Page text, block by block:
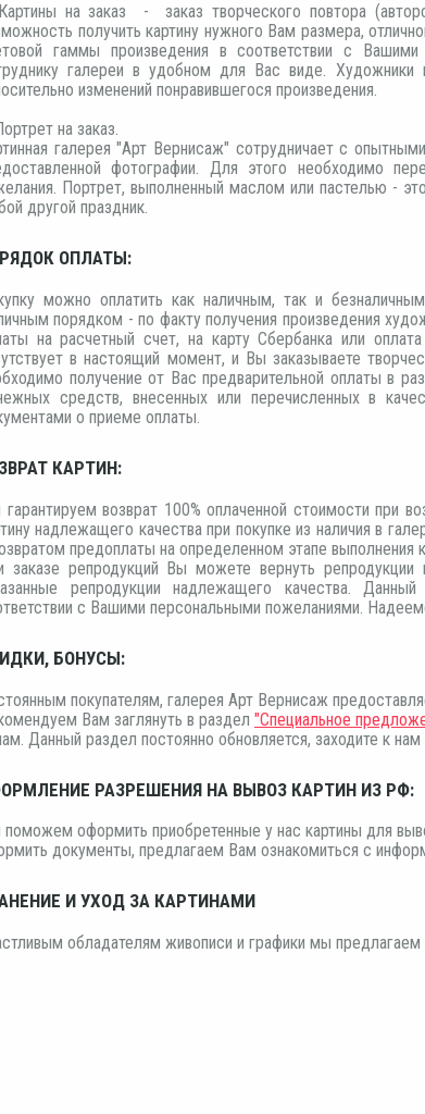
на заказ - заказ творческого повтора
получить картину нужного Вам размера,
гаммы произведения в соответствии с
галереи в удобном для Вас виде. Художники
изменений понравившегося произведения.
на заказ.
галерея "Арт Вернисаж" сотрудничает с
фотографии. Для этого необходимо
Портрет, выполненный маслом или пастелью -
другой праздник.
ОПЛАТЫ:
можно оплатить как наличным, так и
порядком - по факту получения произведения
на расчетный счет, на карту Сбербанка или
в настоящий момент, и Вы заказываете
получение от Вас предварительной оплаты в
средств, внесенных или перечисленных в
о приеме оплаты.
КАРТИН:
возврат 100% оплаченной стоимости при
надлежащего качества при покупке из наличия в
предоплаты на определенном этапе выполнения
заказе репродукций Вы можете вернуть
репродукции надлежащего качества.
с Вашими персональными пожеланиями.
БОНУСЫ:
покупателям, галерея Арт Вернисаж
Вам заглянуть в раздел "Специальное
Данный раздел постоянно обновляется, заходите к нам
РАЗРЕШЕНИЯ НА ВЫВОЗ КАРТИН ИЗ РФ:
оформить приобретенные у нас картины для
документы, предлагаем Вам ознакомиться с
И УХОД ЗА КАРТИНАМИ
обладателям живописи и графики мы предлагаем